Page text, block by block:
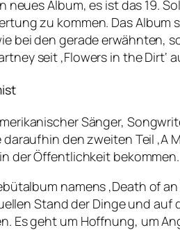
Album, es ist das 19.
zu kommen. Das Album
bei den gerade erwähnten,
seit ‚Flowers in the Dirt‘
Sänger,
den zweiten Teil ‚A
der Öffentlichkeit bekommen.
namens ‚Death of
Stand der Dinge und auf
Es geht um Hoffnung, um